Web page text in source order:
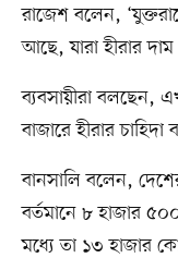
রাজেশ বলেন,
আছে, যারা হীরার
ব্যবসায়ীরা বলছেন,
বাজারে হীরার
বানসালি বলেন,
বর্তমানে ৮ হাজার
মধ্যে তা ১৩ হাজার